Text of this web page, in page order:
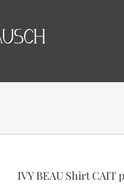
IVY BEAU Shirt CAIT